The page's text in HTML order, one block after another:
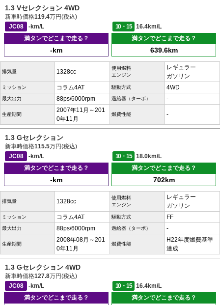
1.3 Vセレクション 4WD
新車時価格119.4万円(税込)
JC08
-km/L 10・15
16.4km/L
満タンでどこまで走る？
-km
満タンでどこまで走る？
639.6km
排気量 1328cc
使用燃料
エンジン
レギュラー
ガソリン
ミッション コラム4AT 駆動方式 4WD
最大出力 88ps/6000rpm 過給器（ターボ） -
生産期間
2007年11月～201
0年11月
燃費性能 -
1.3 Gセレクション
新車時価格115.5万円(税込)
JC08
-km/L 10・15
18.0km/L
満タンでどこまで走る？
-km
満タンでどこまで走る？
702km
排気量 1328cc
使用燃料
エンジン
レギュラー
ガソリン
ミッション コラム4AT 駆動方式 FF
最大出力 88ps/6000rpm 過給器（ターボ） -
生産期間
2008年08月～201
0年11月
燃費性能
H22年度燃費基準
達成
1.3 Gセレクション 4WD
新車時価格127.8万円(税込)
JC08
-km/L 10・15
16.4km/L
満タンでどこまで走る？
満タンでどこまで走る？